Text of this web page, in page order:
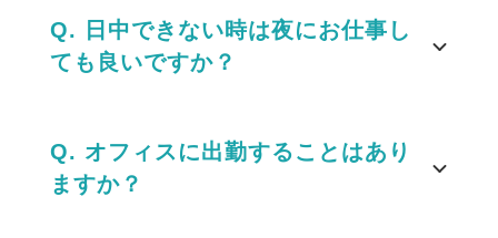
Q. 日中できない時は夜にお仕事し
ても良いですか？
Q. オフィスに出勤することはあり
ますか？